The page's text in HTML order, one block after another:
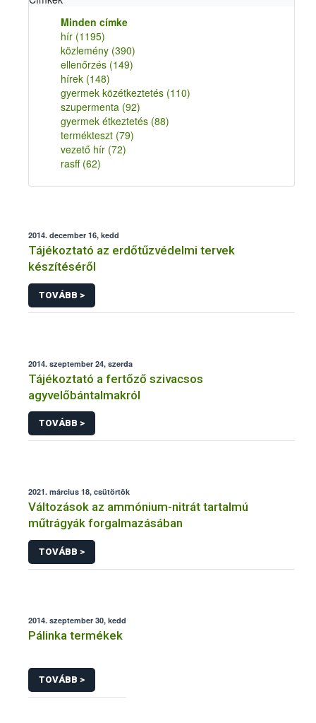
Minden címke
hír (1195)
közlemény (390)
ellenőrzés (149)
hírek (148)
gyermek közétkeztetés (110)
szupermenta (92)
gyermek étkeztetés (88)
termékteszt (79)
vezető hír (72)
rasff (62)
2014. december 16, kedd
Tájékoztató az erdőtűzvédelmi tervek
készítéséről
TOVÁBB >
2014. szeptember 24, szerda
Tájékoztató a fertőző szivacsos
agyvelőbántalmakról
TOVÁBB >
2021. március 18, csütörtök
Változások az ammónium-nitrát tartalmú
műtrágyák forgalmazásában
TOVÁBB >
2014. szeptember 30, kedd
Pálinka termékek
TOVÁBB >